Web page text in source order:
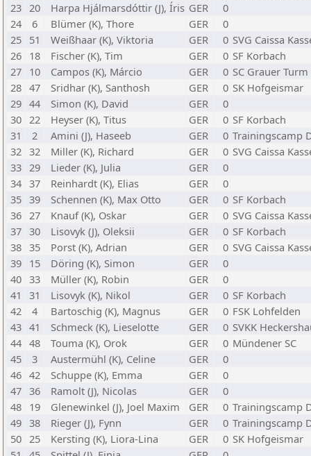
23 20 Harpa Hjálmarsdóttir (J), Íris GER
0
24
6 Blümer (K), Thore GER
0
25 51 Weißhaar (K), Viktoria GER 0 SVG Caissa
26 18 Fischer (K), Tim GER 0 SF Korbach
27 10 Campos (K), Márcio GER 0 SC Grauer Turm
28 47 Sridhar (K), Santhosh GER 0 SK Hofgeismar
29 44 Simon (K), David GER
0
30 22 Heyser (K), Titus GER 0 SF Korbach
31
2 Amini (J), Haseeb GER 0 Trainingscamp
32 32 Miller (K), Richard GER 0 SVG Caissa
33 29 Lieder (K), Julia GER
0
34 37 Reinhardt (K), Elias GER
0
35 39 Schennen (K), Max Otto GER 0 SF Korbach
36 27 Knauf (K), Oskar GER 0 SVG Caissa
37 30 Lisovyk (J), Oleksii GER 0 SF Korbach
38 35 Porst (K), Adrian GER 0 SVG Caissa
39 15 Döring (K), Simon GER
0
40 33 Müller (K), Robin GER
0
41
31 Lisovyk (K), Nikol GER 0 SF Korbach
42
4 Bartoschig (K), Magnus GER 0 FSK Lohfelden
43 41 Schmeck (K), Lieselotte GER 0 SVKK
44 48 Touma (K), Orok GER 0 Mündener SC
45
3 Austermühl (K), Celine GER
0
46 42 Schuppe (K), Emma GER
0
47 36 Ramolt (J), Nicolas GER
0
48 19 Glenewinkel (J), Joel Maxim GER 0 Trainingscamp
49 38 Rieger (J), Fynn GER 0 Trainingscamp
50 25 Kersting (K), Liora-Lina GER 0 SK Hofgeismar